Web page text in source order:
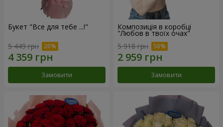
Букет "Все для тебе ...!"
5 449 грн
Замовити
Композиція в коробці
"Любов в твоїх очах"
5 918 грн
Замовити